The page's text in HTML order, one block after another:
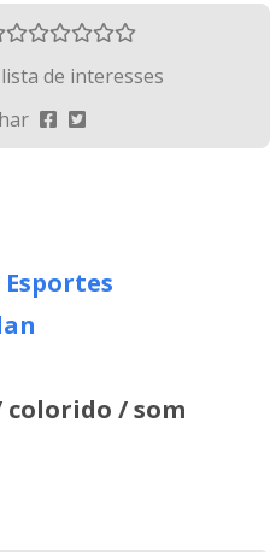
de interesses
Esportes
colorido / som